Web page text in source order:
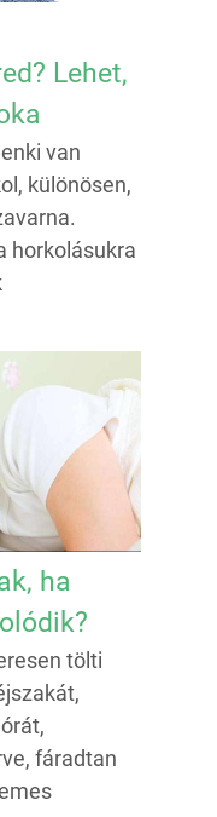
Lehet,
van
különösen,
horkolásukra
ha
tölti
fáradtan